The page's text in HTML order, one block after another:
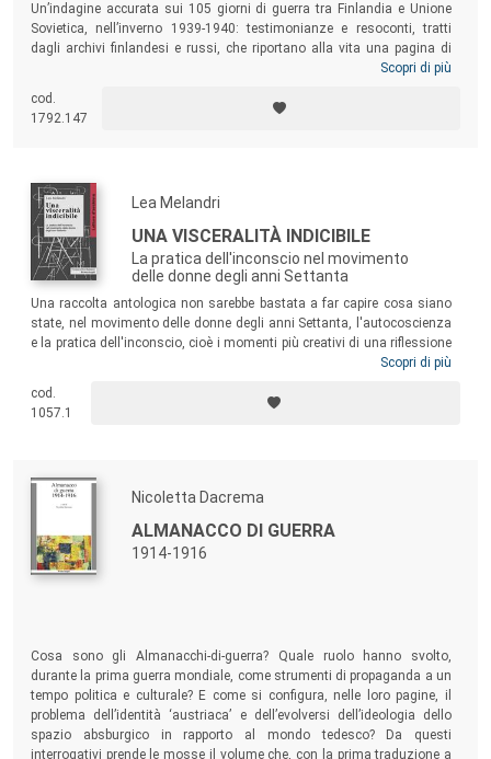
Un’indagine accurata sui 105 giorni di guerra tra Finlandia e Unione
Sovietica, nell’inverno 1939-1940: testimonianze e resoconti, tratti
dagli archivi finlandesi e russi, che riportano alla vita una pagina di
storia a lungo trascurata. L’analisi delle cause dei disastri militari
credibilità agli occhi del mondo, influendo potentemente sulla
decisione di Hitler di attaccare l’Unione Sovietica, gettano una luce
Scopri di più
cod.
1792.147
Lea Melandri
UNA VISCERALITÀ INDICIBILE
La pratica dell'inconscio nel movimento
delle donne degli anni Settanta
Una raccolta antologica non sarebbe bastata a far capire cosa siano
state, nel movimento delle donne degli anni Settanta, l'autocoscienza
e la pratica dell'inconscio, cioè i momenti più creativi di una riflessione
collettiva legata al vissuto personale e alle tematiche del corpo. Di qui
movimento delle donne degli anni Settanta", tenutosi presso
l'Associazione per una Libera Università delle donne di Milano nel
Scopri di più
cod.
1057.1
Nicoletta Dacrema
ALMANACCO DI GUERRA
1914-1916
Cosa sono gli Almanacchi-di-guerra? Quale ruolo hanno svolto,
durante la prima guerra mondiale, come strumenti di propaganda a un
tempo politica e culturale? E come si configura, nelle loro pagine, il
problema dell’identità ‘austriaca’ e dell’evolversi dell’ideologia dello
spazio absburgico in rapporto al mondo tedesco? Da questi
interrogativi prende le mosse il volume che, con la prima traduzione a